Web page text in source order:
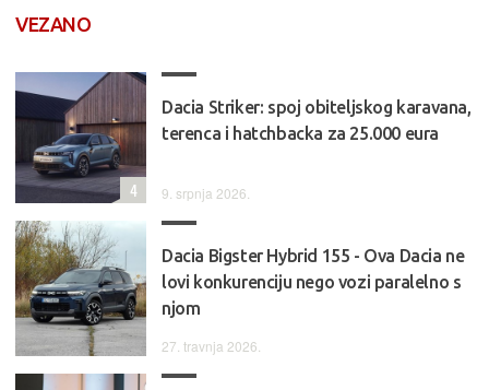
VEZANO
Dacia Striker: spoj obiteljskog karavana,
terenca i hatchbacka za 25.000 eura
9. srpnja 2026.
4
Dacia Bigster Hybrid 155 - Ova Dacia ne
lovi konkurenciju nego vozi paralelno s
njom
27. travnja 2026.